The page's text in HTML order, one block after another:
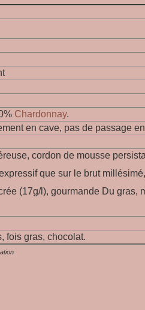
Chardonnay.
en cave, pas de passage
cordon de mousse
que sur le brut
(17g/l), gourmande Du gras,
fois gras, chocolat.